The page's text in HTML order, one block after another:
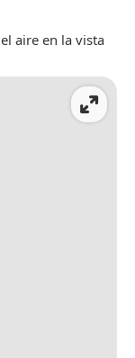
aire en la vista